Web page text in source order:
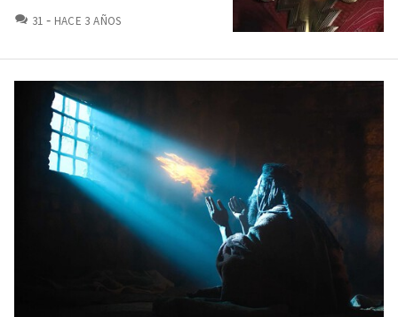
31 COMENTARIOS
HACE 3 AÑOS